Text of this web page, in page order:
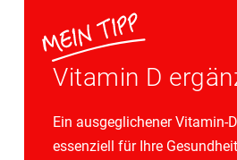
Vitamin D
Ein ausgeglichener Vitamin-
essenziell für Ihre